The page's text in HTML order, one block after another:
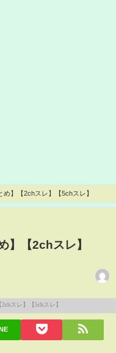
】【2chスレ】【5chスレ】
】【2chスレ】